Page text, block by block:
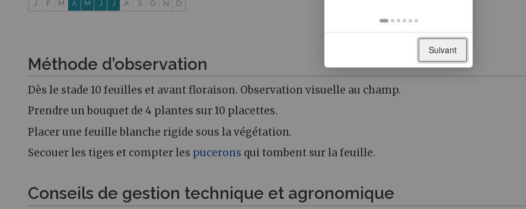
J F M A M J J A S O N D
Méthode d’observation
Dès le stade 10 feuilles et avant floraison. Observation visuelle au champ.
Prendre un bouquet de 4 plantes sur 10 placettes.
Placer une feuille blanche rigide sous la végétation.
Secouer les tiges et compter les pucerons qui tombent sur la feuille.
Conseils de gestion technique et agronomique
Suivant